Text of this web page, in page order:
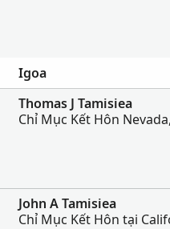
Igoa
Thomas J Tamisiea
Chỉ Mục Kết Hôn
John A Tamisiea
Chỉ Mục Kết Hôn tại